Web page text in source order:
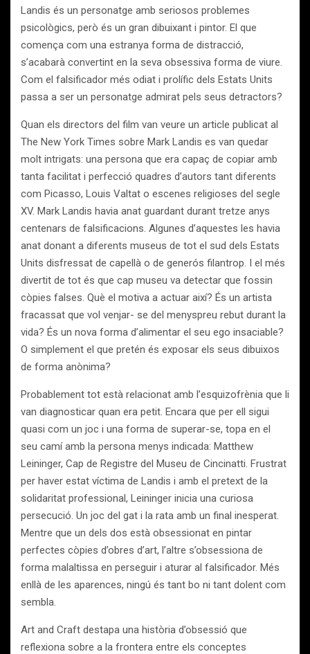
Landis és un personatge amb seriosos problemes
psicològics, però és un gran dibuixant i pintor. El que
comença com una estranya forma de distracció,
s’acabarà convertint en la seva obsessiva forma de viure.
Com el falsificador més odiat i prolífic dels Estats Units
passa a ser un personatge admirat pels seus detractors?
Quan els directors del film van veure un article publicat al
The New York Times sobre Mark Landis es van quedar
molt intrigats: una persona que era capaç de copiar amb
tanta facilitat i perfecció quadres d’autors tant diferents
com Picasso, Louis Valtat o escenes religioses del segle
XV. Mark Landis havia anat guardant durant tretze anys
centenars de falsificacions. Algunes d’aquestes les havia
anat donant a diferents museus de tot el sud dels Estats
Units disfressat de capellà o de generós filantrop. I el més
divertit de tot és que cap museu va detectar que fossin
còpies falses. Què el motiva a actuar així? És un artista
fracassat que vol venjar- se del menyspreu rebut durant la
vida? És un nova forma d’alimentar el seu ego insaciable?
O simplement el que pretén és exposar els seus dibuixos
de forma anònima?
Probablement tot està relacionat amb l’esquizofrènia que li
van diagnosticar quan era petit. Encara que per ell sigui
quasi com un joc i una forma de superar-se, topa en el
seu camí amb la persona menys indicada: Matthew
Leininger, Cap de Registre del Museu de Cincinatti. Frustrat
per haver estat víctima de Landis i amb el pretext de la
solidaritat professional, Leininger inicia una curiosa
persecució. Un joc del gat i la rata amb un final inesperat.
Mentre que un dels dos està obsessionat en pintar
perfectes còpies d’obres d’art, l’altre s’obsessiona de
forma malaltissa en perseguir i aturar al falsificador. Més
enllà de les aparences, ningú és tant bo ni tant dolent com
sembla.
Art and Craft destapa una història d’obsessió que
reflexiona sobre a la frontera entre els conceptes